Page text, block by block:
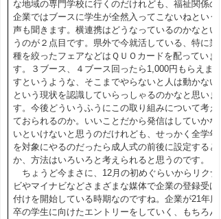
な地域の専門学校に行くのだけれども、福祉関係の
企業ではブースに学生が全然入ってこないねという
声も聞きます。横連携はどうなっているのかなとい
うのが２点目です。県外で今就活している、特に業
種を絞ったフェアなどはＱＵＯカードを配っていま
す。３ブース、４ブース回ったら1,000円もらえま
すというような、そこまでやらないと人は動かない
という現状を認識していらっしゃるのかなと思いま
す。今後どういうふうにこの取り組みについて考え
ておられるのか。いいことだから発信はしていかな
いといけないと思うのだけれども、せっかく全学年
を対象にやるのだったら成人式の前後に設定すると
か、方法はいろいろと考えられると思うのです。
ちょうど今まさに、12月の初めぐらいからリクナ
ビやマイナビなどさまざまな媒体で企業の登録受け
付けを開始している時期なのですね。企業が21年度
卒の学生に向けたエントリーをしていく、もちろん